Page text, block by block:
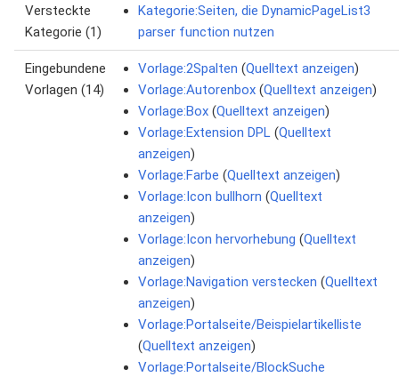
Versteckte
Kategorie (1)
Kategorie:Seiten, die DynamicPageList3
parser function nutzen
Eingebundene
Vorlagen (14)
Vorlage:2Spalten (Quelltext anzeigen)
Vorlage:Autorenbox (Quelltext anzeigen)
Vorlage:Box (Quelltext anzeigen)
Vorlage:Extension DPL (Quelltext
anzeigen)
Vorlage:Farbe (Quelltext anzeigen)
Vorlage:Icon bullhorn (Quelltext
anzeigen)
Vorlage:Icon hervorhebung (Quelltext
anzeigen)
Vorlage:Navigation verstecken (Quelltext
anzeigen)
Vorlage:Portalseite/Beispielartikelliste
(Quelltext anzeigen)
Vorlage:Portalseite/BlockSuche